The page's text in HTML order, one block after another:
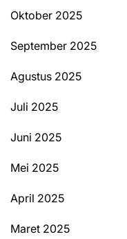
Oktober 2025
September 2025
Agustus 2025
Juli 2025
Juni 2025
Mei 2025
April 2025
Maret 2025